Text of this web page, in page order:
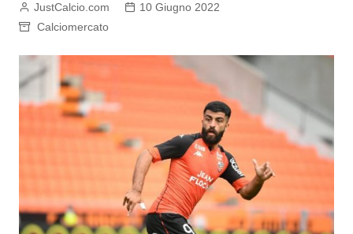
JustCalcio.com
10 Giugno 2022
Calciomercato